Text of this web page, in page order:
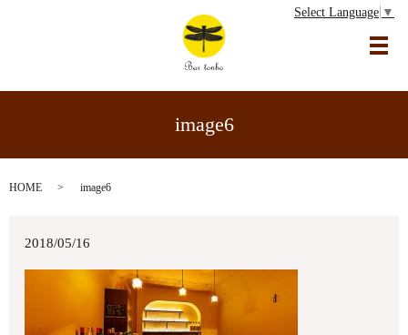
Select Language ▼
メ
image6
HOME image6
2018/05/16